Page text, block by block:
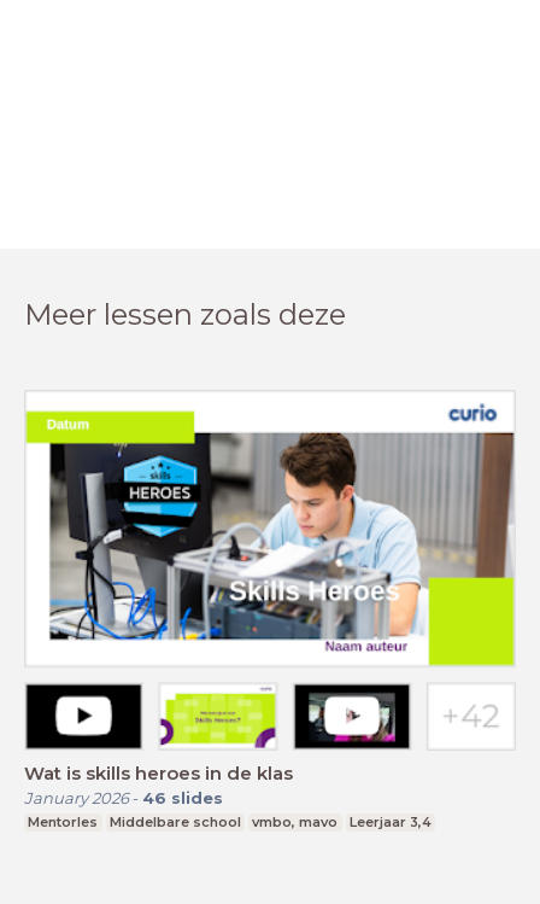
Meer lessen zoals deze
Wat is skills heroes in de klas
January 2026- 46 slides
Mentorles Middelbare school vmbo, mavo Leerjaar 3,4